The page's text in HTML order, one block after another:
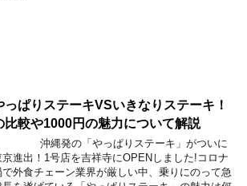
っぱりステーキVSいきなりステーキ！
比較や1000円の魅力について解説
縄発の「やっぱりステーキ」がついに
京進出！1号店を吉祥寺にOPENしました!コロナ
で外食チェーン業界が厳しい中、乗りにのって急